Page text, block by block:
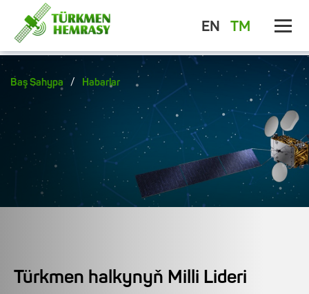
EN TM
Baş Sahypa / Habarlar
Türkmen halkynyň Milli Lideri